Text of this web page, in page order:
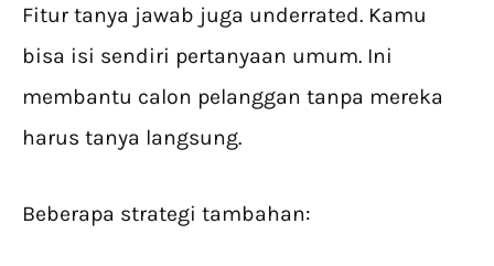
Fitur tanya jawab juga underrated. Kamu
bisa isi sendiri pertanyaan umum. Ini
membantu calon pelanggan tanpa mereka
harus tanya langsung.
Beberapa strategi tambahan: